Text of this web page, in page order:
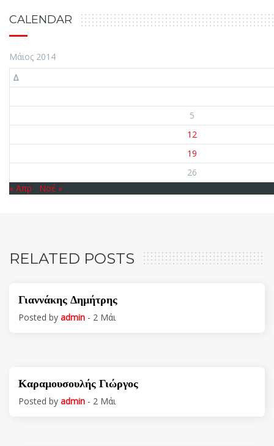
CALENDAR
Μάιος 2014
Δ
5
12
19
26
« Απρ
Νοέ »
RELATED POSTS
Γιαννάκης Δημήτρης
Posted by admin - 2 Μάι
Καραμουσουλής Γιώργος
Posted by admin - 2 Μάι